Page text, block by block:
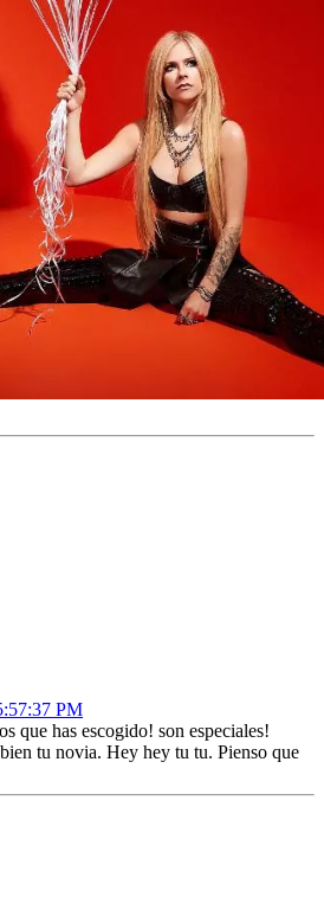
PM
que has escogido! son especiales!
tu novia. Hey hey tu tu. Pienso que